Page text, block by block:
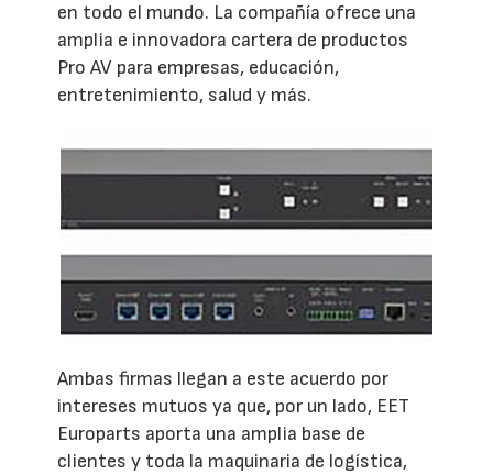
en todo el mundo. La compañía ofrece una
amplia e innovadora cartera de productos
Pro AV para empresas, educación,
entretenimiento, salud y más.
Ambas firmas llegan a este acuerdo por
intereses mutuos ya que, por un lado, EET
Europarts aporta una amplia base de
clientes y toda la maquinaria de logística,